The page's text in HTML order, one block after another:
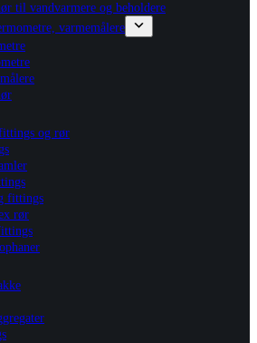
til vandvarmere og beholdere
varmemålere
og rør
fittings
rør